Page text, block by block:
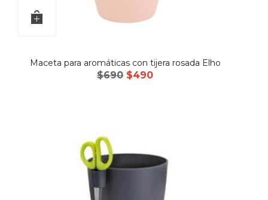
Maceta para aromáticas con tijera rosada Elho
$690 El
$490El